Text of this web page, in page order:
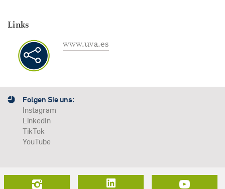
Links
www.uva.es
Folgen Sie uns:
Instagram
LinkedIn
TikTok
YouTube